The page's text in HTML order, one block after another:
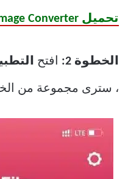
تحميل Image Converter
الخطوة 2: افتح
، سترى مجموعة من